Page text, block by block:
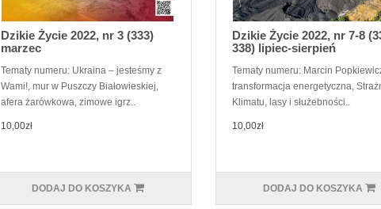
Dzikie Życie 2022, nr 3 (333)
marzec
Tematy numeru: Ukraina – jesteśmy z
Wami!, mur w Puszczy Białowieskiej,
afera żarówkowa, zimowe igrz..
10,00zł
DODAJ DO KOSZYKA
Dzikie Życie 2022, nr 7-8
338) lipiec-sierpień
Tematy numeru: Marcin
transformacja energetyczna,
Klimatu, lasy i służebności..
10,00zł
DODAJ DO KOSZYKA